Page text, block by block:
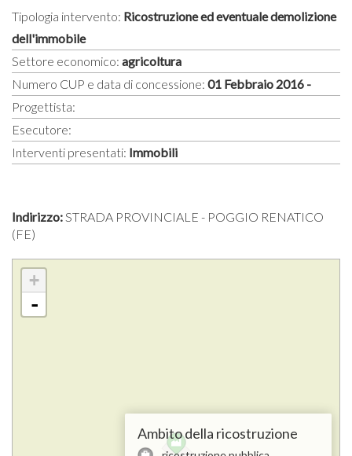
Tipologia intervento: Ricostruzione ed eventuale demolizione
dell'immobile
Settore economico: agricoltura
Numero CUP e data di concessione: 01 Febbraio 2016 -
Progettista:
Esecutore:
Interventi presentati: Immobili
Indirizzo:STRADA PROVINCIALE - POGGIO RENATICO
(FE)
+
-
Ambito della ricostruzione